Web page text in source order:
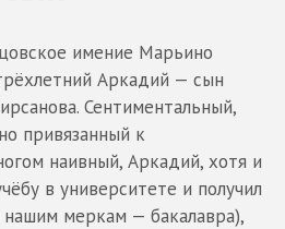
имение Марьино
Аркадий — сын
Сентиментальный,
привязанный к
наивный, Аркадий, хотя и
в университете и получил
меркам — бакалавра),